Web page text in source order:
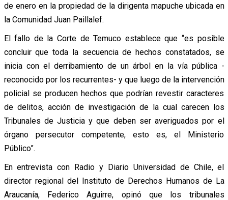
de enero en la propiedad de la dirigenta mapuche ubicada en
la Comunidad Juan Paillalef.
El fallo de la Corte de Temuco establece que “es posible
concluir que toda la secuencia de hechos constatados, se
inicia con el derribamiento de un árbol en la vía pública -
reconocido por los recurrentes- y que luego de la intervención
policial se producen hechos que podrían revestir caracteres
de delitos, acción de investigación de la cual carecen los
Tribunales de Justicia y que deben ser averiguados por el
órgano persecutor competente, esto es, el Ministerio
Público”.
En entrevista con Radio y Diario Universidad de Chile, el
director regional del Instituto de Derechos Humanos de La
Araucanía, Federico Aguirre, opinó que los tribunales